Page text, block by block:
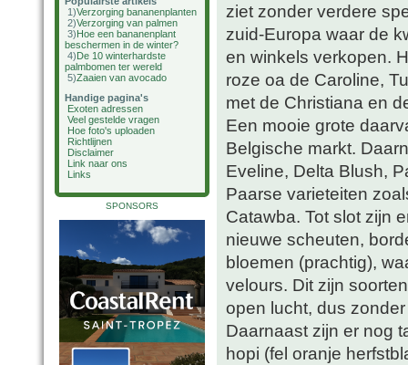
1)Verzorging bananenplanten
2)Verzorging van palmen
3)Hoe een bananenplant
beschermen in de winter?
4)De 10 winterhardste
palmbomen ter wereld
5)Zaaien van avocado
Handige pagina's
Exoten adressen
Veel gestelde vragen
Hoe foto's uploaden
Richtlijnen
Disclaimer
Link naar ons
Links
SPONSORS
ziet zonder verdere
zuid-Europa waar de
en winkels verkopen.
roze oa de Caroline,
met de Christiana en
Een mooie grote
Belgische markt.
Eveline, Delta Blush,
Paarse varieteiten
Catawba. Tot slot zijn
nieuwe scheuten,
bloemen (prachtig),
velours. Dit zijn
open lucht, dus
Daarnaast zijn er nog
hopi (fel oranje